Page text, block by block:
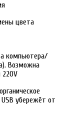
цвета
компьютера/
Возможна
220V
убережёт от